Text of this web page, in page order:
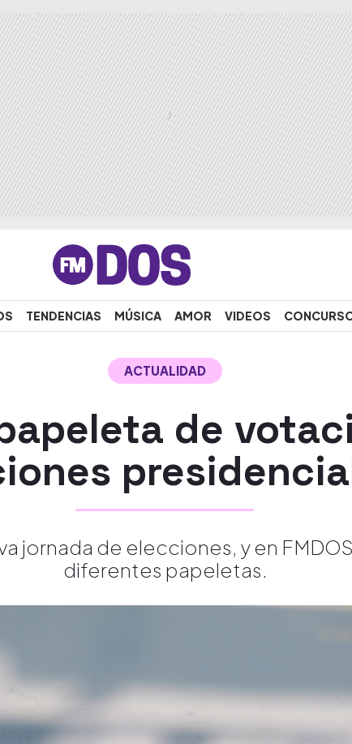
TENDENCIAS MÚSICA AMOR VIDEOS
ACTUALIDAD
de
jornada de elecciones, y en
diferentes papeletas.